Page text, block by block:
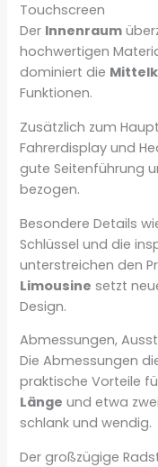
Touchscreen
Der Innenraum
hochwertigen
dominiert die
Funktionen.
Zusätzlich zum
Fahrerdisplay und
gute Seitenführung
bezogen.
Besondere Details
Schlüssel und die
unterstreichen den
Limousine setzt
Design.
Abmessungen,
Die Abmessungen
praktische Vorteile
Länge und etwa
schlank und wendig.
Der großzügige